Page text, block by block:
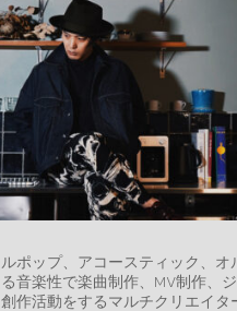
ポップ、アコースティック、オ
音楽性で楽曲制作、MV制作、
作活動をするマルチクリエイタ